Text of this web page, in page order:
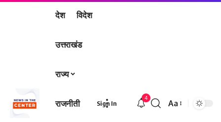
देश विदेश
उत्तराखंड
राज्य
राजनीती Sign In
4
Font
Aa